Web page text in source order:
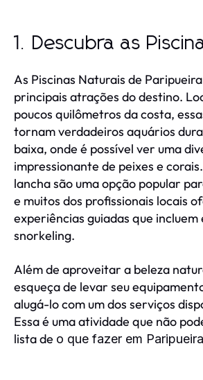
1. Descubra as
As Piscinas Naturais de
principais atrações do destino.
poucos quilômetros da costa,
tornam verdadeiros aquários
baixa, onde é possível ver uma
impressionante de peixes e
lancha são uma opção popular
e muitos dos profissionais locais
experiências guiadas que
snorkeling.
Além de aproveitar a beleza
esqueça de levar seu
alugá-lo com um dos serviços
Essa é uma atividade que não
lista de o que fazer em Paripueira